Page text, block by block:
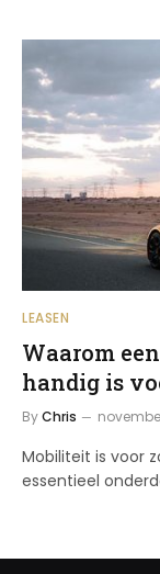
LEASEN
Waarom
handig is
ByChris
Mobiliteit is voor
essentieel